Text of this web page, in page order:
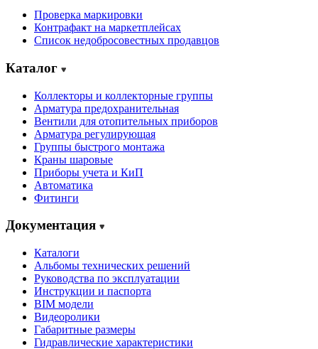
Проверка маркировки
Контрафакт на маркетплейсах
Cписок недобросовестных продавцов
Каталог
Коллекторы и коллекторные группы
Арматура предохранительная
Вентили для отопительных приборов
Арматура регулирующая
Группы быстрого монтажа
Краны шаровые
Приборы учета и КиП
Автоматика
Фитинги
Документация
Каталоги
Альбомы технических решений
Руководства по эксплуатации
Инструкции и паспорта
BIM модели
Видеоролики
Габаритные размеры
Гидравлические характеристики